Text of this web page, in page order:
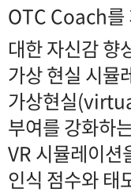
OTC Coach를
대한 자신감 향
가상 현실 시뮬
가상현실
부여를 강화하
VR 시뮬레이션
인식 점수와 태